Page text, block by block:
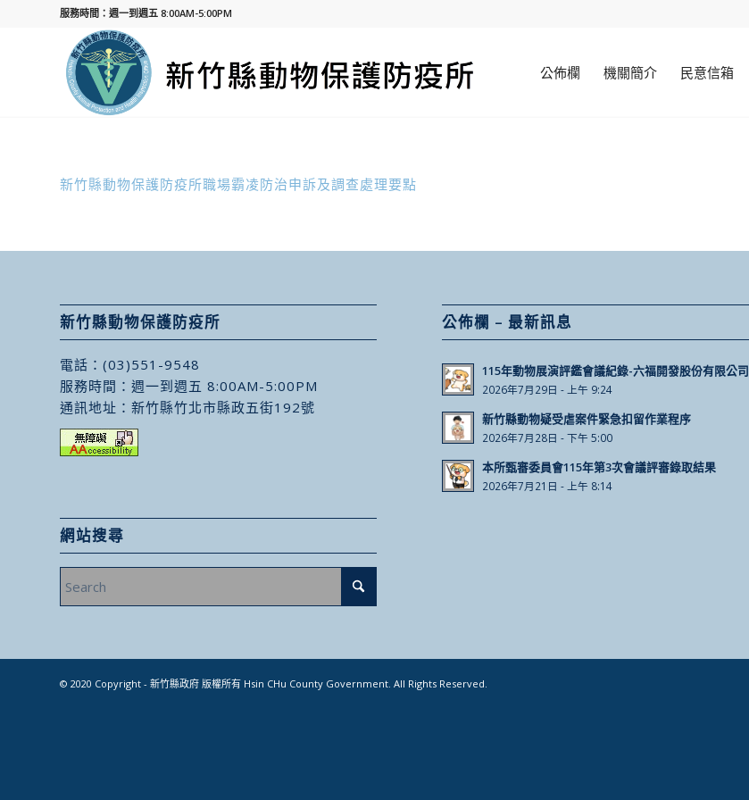
服務時間：週一到週五 8:00AM-5:00PM
公佈欄 機關簡介 民意信箱
新竹縣動物保護防疫所職場霸凌防治申訴及調查處理要點
新竹縣動物保護防疫所
電話： (03)551-9548
服務時間：週一到週五 8:00AM-5:00PM
通訊地址： 新竹縣竹北市縣政五街192號
網站搜尋
公佈欄 – 最新訊息
115年動物展演評鑑會議紀錄-六福開發股份有限公司
2026年7月29日 - 上午 9:24
新竹縣動物疑受虐案件緊急扣留作業程序
2026年7月28日 - 下午 5:00
本所甄審委員會115年第3次會議評審錄取結果
2026年7月21日 - 上午 8:14
© 2020 Copyright - 新竹縣政府 版權所有 Hsin CHu County Government. All Rights Reserved.